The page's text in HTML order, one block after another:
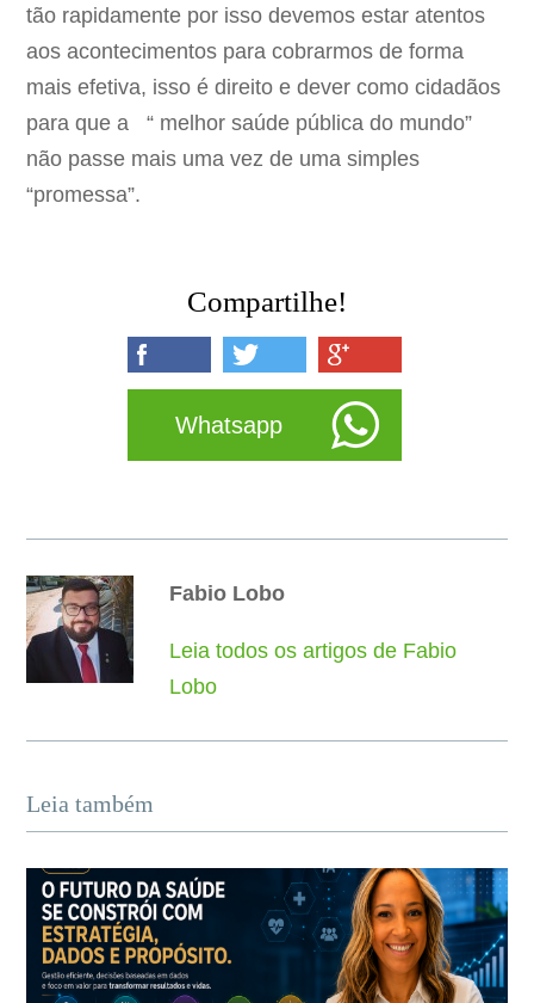
tão rapidamente por isso devemos estar atentos
aos acontecimentos para cobrarmos de forma
mais efetiva, isso é direito e dever como cidadãos
para que a “ melhor saúde pública do mundo”
não passe mais uma vez de uma simples
“promessa”.
Compartilhe!
Whatsapp
Fabio Lobo
Leia todos os artigos de Fabio
Lobo
Leia também